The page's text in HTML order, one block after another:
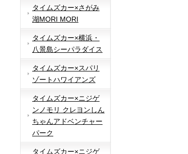
タイムズカー×さがみ
湖MORI MORI
タイムズカー×横浜・
八景島シーパラダイス
タイムズカー×スパリ
ゾートハワイアンズ
タイムズカー×ニジゲ
ンノモリ クレヨンしん
ちゃんアドベンチャー
パーク
タイムズカー×ニジゲ